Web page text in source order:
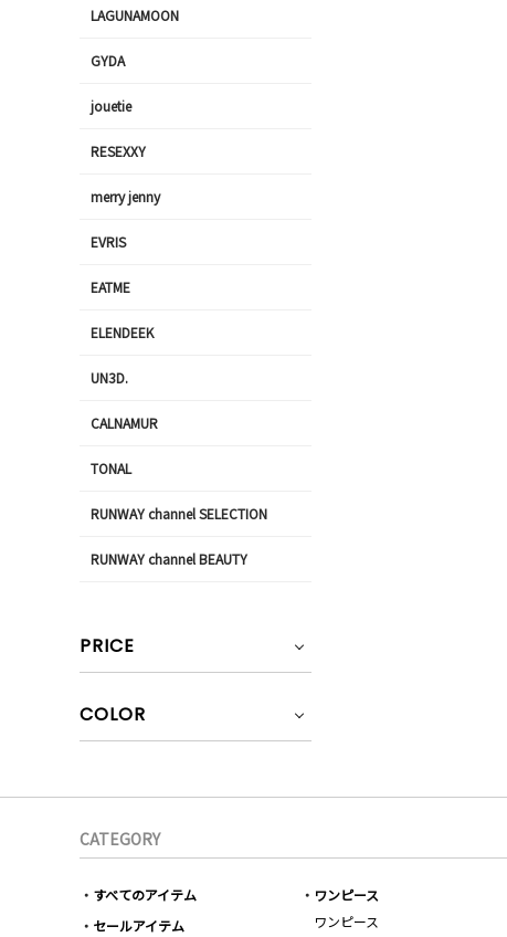
LAGUNAMOON
GYDA
jouetie
RESEXXY
merry jenny
EVRIS
EATME
ELENDEEK
UN3D.
CALNAMUR
TONAL
RUNWAY channel SELECTION
RUNWAY channel BEAUTY
PRICE
COLOR
CATEGORY
すべてのアイテム
セールアイテム
ワンピース
ワンピース